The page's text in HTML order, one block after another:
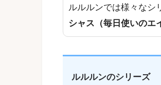
ルルルンでは様々なシ
シャス（毎日使いのエ
ルルルンのシリーズ